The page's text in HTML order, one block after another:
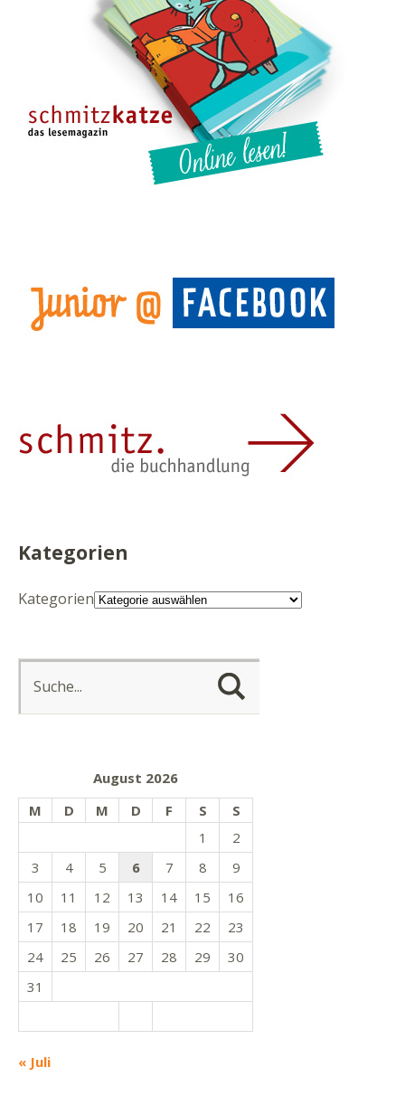
Kategorien
Kategorien
August 2026
M
D M D F S S
« Juli
1
2
3
4 5 6 7 8
9
10
11 12 13 14 15
16
17
18 19 20 21 22
23
24
25 26 27 28 29
30
31